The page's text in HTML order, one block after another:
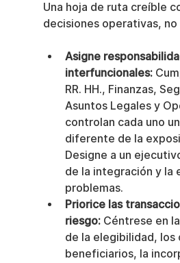
Una hoja de ruta creíble
decisiones operativas, no
Asigne
interfuncionales:
RR. HH., Finanzas,
Asuntos Legales y
controlan cada uno
diferente de la
Designe a un
de la integración y la
problemas.
Priorice las
riesgo: Céntrese en
de la elegibilidad, los
beneficiarios, la